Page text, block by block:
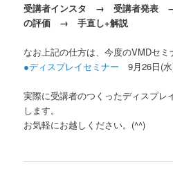
受講者インスタ → 受講者発表
の評価 → 手直し+解説
なお上記の仕方は、今度のVMDセミ
●ディスプレイセミナー 9月26日(
実際に受講者のつくったディスプレ
します。
お気軽にお越しください。(^^)